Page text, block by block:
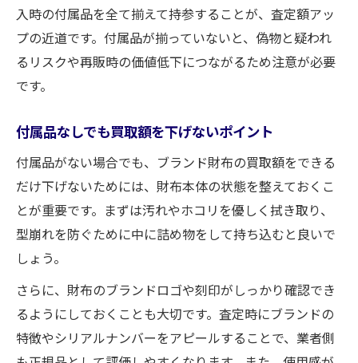
入時の付属品を全て揃えて持参することが、査定額アッ
プの近道です。付属品が揃っていないと、偽物と疑われ
るリスクや再販時の価値低下につながるため注意が必要
です。
付属品なしでも買取額を下げないポイント
付属品がない場合でも、ブランド財布の買取額をできる
だけ下げないためには、財布本体の状態を整えておくこ
とが重要です。まずは汚れやホコリを優しく拭き取り、
型崩れを防ぐために中に詰め物をして持ち込むと良いで
しょう。
さらに、財布のブランドロゴや刻印がしっかり確認でき
るようにしておくことも大切です。査定時にブランドの
特徴やシリアルナンバーをアピールすることで、業者側